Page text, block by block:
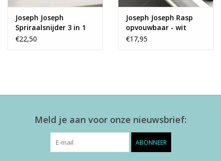
Joseph Joseph
Spriraalsnijder 3 in 1
€22,50
Joseph Joseph Rasp
opvouwbaar - wit
€17,95
Meld je aan voor onze nieuwsbrief:
ABONNEER